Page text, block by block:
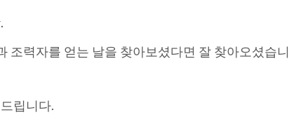
조력자를 얻는 날을 찾아보셨다면 잘 찾아오셨습니
립니다.